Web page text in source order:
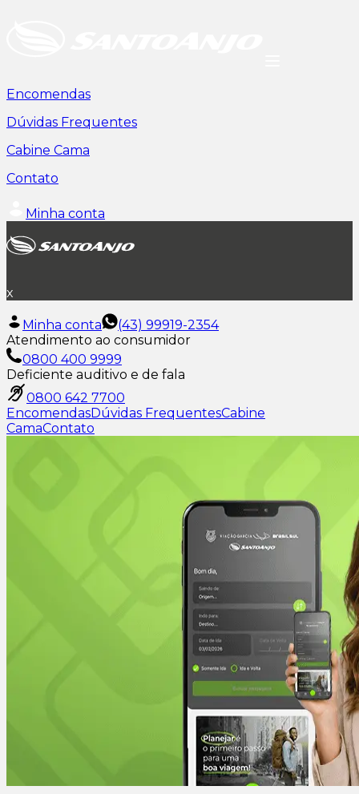
Encomendas
Dúvidas Frequentes
Cabine Cama
Contato
Minha conta
x
Minha conta
(43) 99919-2354
Atendimento ao consumidor
0800 400 9999
Deficiente auditivo e de fala
0800 642 7700
EncomendasDúvidas FrequentesCabine
CamaContato